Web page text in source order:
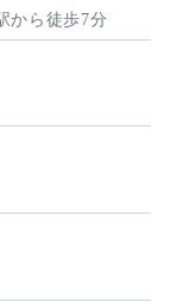
から徒歩7分